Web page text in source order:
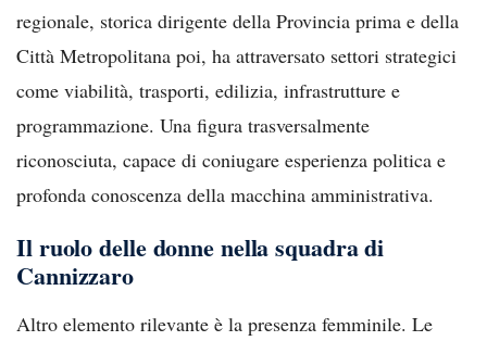
regionale, storica dirigente della Provincia prima e della
Città Metropolitana poi, ha attraversato settori strategici
come viabilità, trasporti, edilizia, infrastrutture e
programmazione. Una figura trasversalmente
riconosciuta, capace di coniugare esperienza politica e
profonda conoscenza della macchina amministrativa.
Il ruolo delle donne nella squadra di
Cannizzaro
Altro elemento rilevante è la presenza femminile. Le